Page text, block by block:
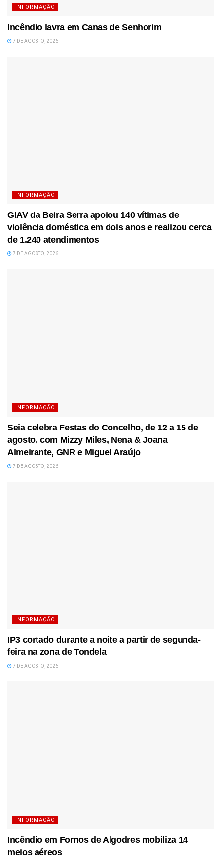
INFORMAÇÃO
Incêndio lavra em Canas de Senhorim
7 DE AGOSTO, 2026
INFORMAÇÃO
GIAV da Beira Serra apoiou 140 vítimas de
violência doméstica em dois anos e realizou cerca
de 1.240 atendimentos
7 DE AGOSTO, 2026
INFORMAÇÃO
Seia celebra Festas do Concelho, de 12 a 15 de
agosto, com Mizzy Miles, Nena & Joana
Almeirante, GNR e Miguel Araújo
7 DE AGOSTO, 2026
INFORMAÇÃO
IP3 cortado durante a noite a partir de segunda-
feira na zona de Tondela
7 DE AGOSTO, 2026
INFORMAÇÃO
Incêndio em Fornos de Algodres mobiliza 14
meios aéreos